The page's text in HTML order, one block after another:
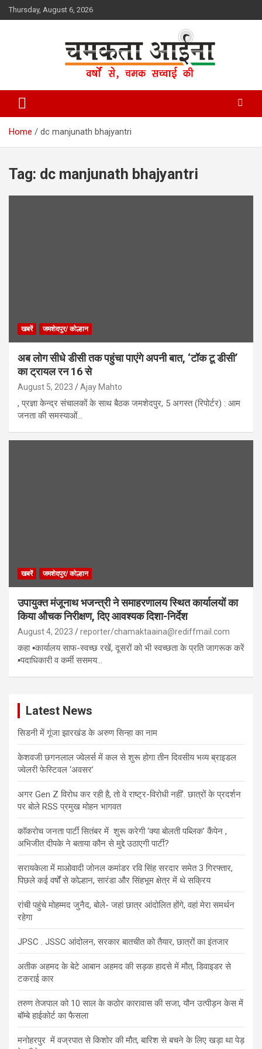
Skip
to
Thursday, August 6, 2026
Chamakta Aina
Home dc manjunath bhajyantri
Tag: dc manjunath bhajyantri
खबरें जमशेदपुर/ कोल्हान
अब लोग सीधे डीसी तक पहुंचा पाएंगे अपनी बात, ‘टॉक टू डीसी’
का ट्रायल रन 16 से
August 5, 2023 Ajay Mahto
, प्रज्ञा केन्द्र संचालकों के साथ बैठक जमशेदपुर, 5 अगस्त (रिपोर्टर) : आम
जनता की समस्याओं…
खबरें जमशेदपुर/ कोल्हान
उपायुक्त मंजूनाथ भजन्त्री ने समाहरणालय स्थित कार्यालयों का
किया औचक निरीक्षण, दिए आवश्यक दिशा-निर्देश
August 4, 2023 reporter/chamaktaaina@rediffmail.com
कहा ▪️कार्यालय साफ-स्वच्छ रखें, दूसरों को भी स्वच्छता के प्रति जागरूक करें
▪️पदाधिकारी व कर्मी ससमय…
Latest News
सिडनी में गूंजा झारखंड के अरुण सिन्हा का नाम
केशवजी छगनलाल ज्वेलर्स में कल से शुरू होगा तीन दिवसीय भव्य ब्राइडल
ज्वेलरी फेस्टिवल ‘अवसर’
अगर Gen Z विरोध कर रही है, तो वे राष्ट्र-विरोधी नहीं’. छात्रों के प्रदर्शन
पर बोले RSS प्रमुख मोहन भागवत
कॉकरोच जनता पार्टी सितंबर में शुरू करेगी ‘क्या बोलती पब्लिक’ कैंपेन ,
अभिजीत दीपके ने बताया कौन से मुद्दे उठाएगी पार्टी?
सरायकेला में माओवादी जोनल कमांडर रवि सिंह सरदार समेत 3 गिरफ्तार,
पिछले कई वर्षों से कोल्हान, सारंडा और सिंहभूम क्षेत्र में थे सक्रिय
रांची पहुंचे मोहम्मद जुनैद, बोले- जहां छात्र आंदोलित होंगे, वहां मेरा समर्थन
रहेगा
JPSC . JSSC आंदोलन, सरकार बातचीत को तैयार, छात्रों का इंतजार
अतीक अहमद के बेटे आबान अहमद की सड़क हादसे में मौत, डिवाइडर से
टकराई कार
तरुण तेजपाल को 10 साल के कठोर कारावास की सजा, यौन उत्पीड़न केस में
बॉम्बे हाईकोर्ट का फैसला
मनोहरपुर में वज्रपात से किशोर की मौत, बारिश से बचने के लिए खड़ा था पेड़